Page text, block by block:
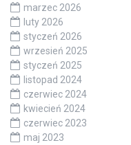
marzec 2026
luty 2026
styczeń 2026
wrzesień 2025
styczeń 2025
listopad 2024
czerwiec 2024
kwiecień 2024
czerwiec 2023
maj 2023